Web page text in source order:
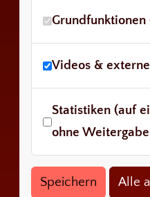
Grundfunktionen
Videos &
Statistiken (auf
ohne